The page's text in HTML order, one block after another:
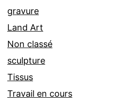
gravure
Land Art
Non classé
sculpture
Tissus
Travail en cours